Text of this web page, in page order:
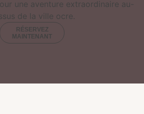
une aventure extraordinaire au-
de la ville ocre.
RÉSERVEZ
MAINTENANT